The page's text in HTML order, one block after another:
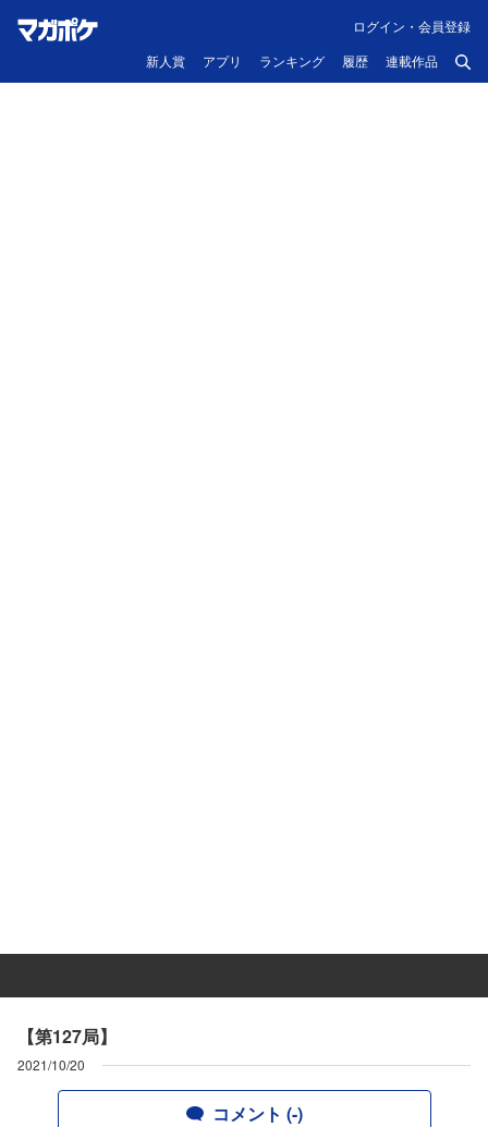
新人賞 アプリ ランキング 履歴 連載作品
ログイン・会員登録
【第127局】
2021/10/20
コメント (-)